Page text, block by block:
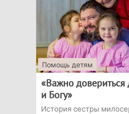
Помощь детям
«Важно довериться
и Богу»
История сестры